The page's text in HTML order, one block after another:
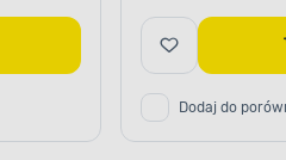
Dodaj do